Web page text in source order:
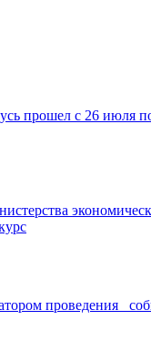
прошел с 26 июля
проведения